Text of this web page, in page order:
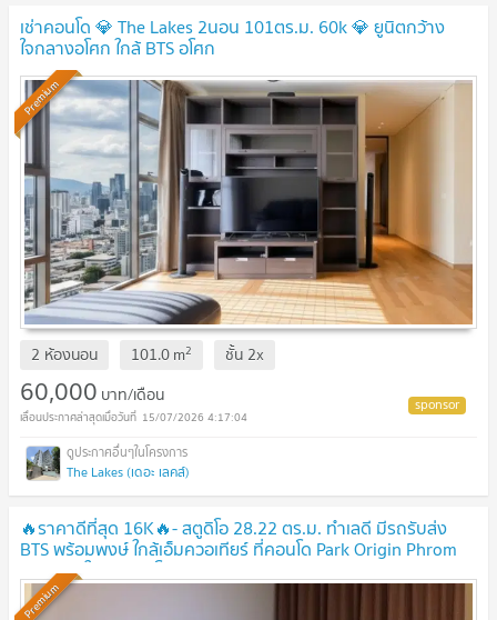
เช่าคอนโด 💎 The Lakes 2นอน 101ตร.ม. 60k 💎 ยูนิตกว้าง
ใจกลางอโศก ใกล้ BTS อโศก
Premium
2 ห้องนอน 101.0m2 ชั้น 2x
60,000 บาท/เดือน
15/07/2026 4:17:04
The Lakes (เดอะ เลคส์)
🔥ราคาดีที่สุด 16K🔥- สตูดิโอ 28.22 ตร.ม. ทำเลดี มีรถรับส่ง
BTS พร้อมพงษ์ ใกล้เอ็มควอเทียร์ ที่คอนโด Park Origin Phrom
Phong / ให้เช่าคอนโด
Premium